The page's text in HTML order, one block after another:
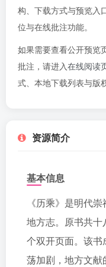
构、下载方式与预览入
位与在线批注功能。
如果需要查看公开预览
批注，请进入在线阅读
式、本地下载列表与版
资源简介
基本信息
《历乘》是明代
地方志。原书共
个双开页面。该
荡加剧，地方文